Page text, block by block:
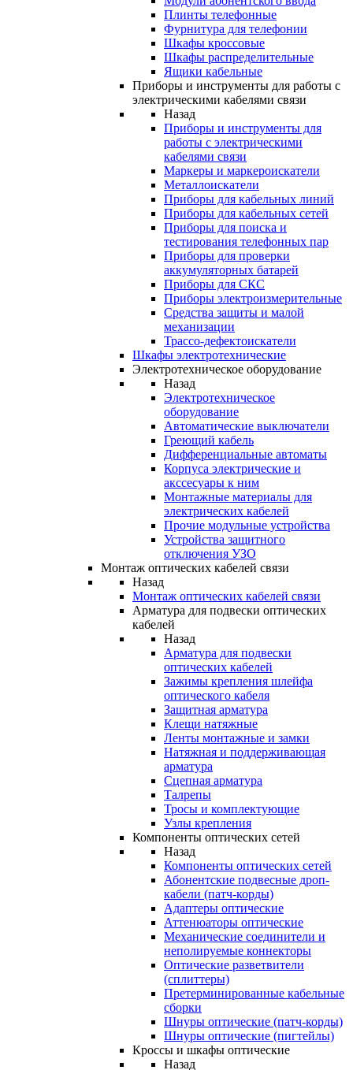
Плинты телефонные
Фурнитура для телефонии
Шкафы кроссовые
Шкафы распределительные
Ящики кабельные
Приборы и инструменты для работы с
электрическими кабелями связи
Назад
Приборы и инструменты для
работы с электрическими
кабелями связи
Маркеры и маркероискатели
Металлоискатели
Приборы для кабельных линий
Приборы для кабельных сетей
Приборы для поиска и
тестирования телефонных пар
Приборы для проверки
аккумуляторных батарей
Приборы для СКС
Приборы электроизмерительные
Средства защиты и малой
механизации
Трассо-дефектоискатели
Шкафы электротехнические
Электротехническое оборудование
Назад
Электротехническое
оборудование
Автоматические выключатели
Греющий кабель
Дифференциальные автоматы
Корпуса электрические и
акссесуары к ним
Монтажные материалы для
электрических кабелей
Прочие модульные устройства
Устройства защитного
отключения УЗО
Монтаж оптических кабелей связи
Назад
Монтаж оптических кабелей связи
Арматура для подвески оптических
кабелей
Назад
Арматура для подвески
оптических кабелей
Зажимы крепления шлейфа
оптического кабеля
Защитная арматура
Клещи натяжные
Ленты монтажные и замки
Натяжная и поддерживающая
арматура
Сцепная арматура
Талрепы
Тросы и комплектующие
Узлы крепления
Компоненты оптических сетей
Назад
Компоненты оптических сетей
Абонентские подвесные дроп-
кабели (патч-корды)
Адаптеры оптические
Аттенюаторы оптические
Механические соединители и
неполируемые коннекторы
Оптические разветвители
(сплиттеры)
Претерминированные кабельные
сборки
Шнуры оптические (патч-корды)
Шнуры оптические (пигтейлы)
Кроссы и шкафы оптические
Назад